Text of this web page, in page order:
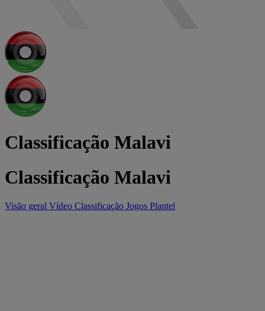
Classificação Malavi
Classificação Malavi
Visão geral Vídeo Classificação Jogos Plantel